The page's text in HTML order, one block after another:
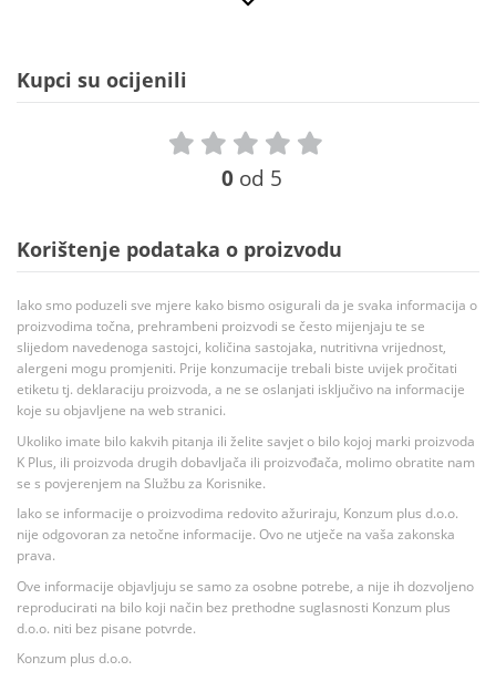
Kupci su ocijenili
0 od 5
Korištenje podataka o proizvodu
Iako smo poduzeli sve mjere kako bismo osigurali da je svaka informacija o
proizvodima točna, prehrambeni proizvodi se često mijenjaju te se
slijedom navedenoga sastojci, količina sastojaka, nutritivna vrijednost,
alergeni mogu promjeniti. Prije konzumacije trebali biste uvijek pročitati
etiketu tj. deklaraciju proizvoda, a ne se oslanjati isključivo na informacije
koje su objavljene na web stranici.
Ukoliko imate bilo kakvih pitanja ili želite savjet o bilo kojoj marki proizvoda
K Plus, ili proizvoda drugih dobavljača ili proizvođača, molimo obratite nam
se s povjerenjem na Službu za Korisnike.
Iako se informacije o proizvodima redovito ažuriraju, Konzum plus d.o.o.
nije odgovoran za netočne informacije. Ovo ne utječe na vaša zakonska
prava.
Ove informacije objavljuju se samo za osobne potrebe, a nije ih dozvoljeno
reproducirati na bilo koji način bez prethodne suglasnosti Konzum plus
d.o.o. niti bez pisane potvrde.
Konzum plus d.o.o.